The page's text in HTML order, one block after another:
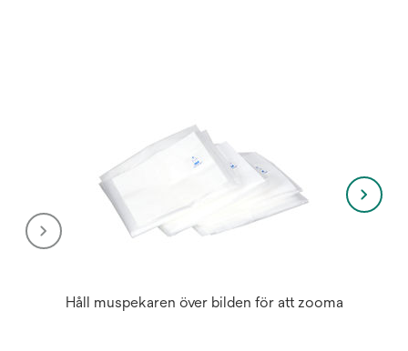
Håll muspekaren över bilden för att zooma